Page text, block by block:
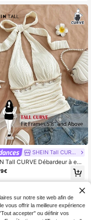
SHEIN Tall CURVE
Tall CURVE Débardeur à enc
ras-du-cou froncé avec décor
de coquillage texturé et d'étoil
pour femmes grandes taill
sur notre site web afin de
vous offrir la meilleure expérience
accepter" ou définir vos